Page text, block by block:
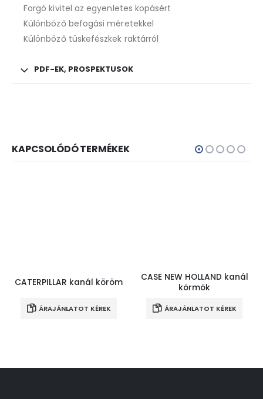
Forgó kivitel az egyenletes kopásért
Különböző befogási méretekkel
Különböző tüskefészkek raktárról
PDF-EK, PROSPEKTUSOK
KAPCSOLÓDÓ TERMÉKEK
CATERPILLAR kanál köröm
ÁRAJÁNLATOT KÉREK
CASE NEW HOLLAND kanál
körmök
ÁRAJÁNLATOT KÉREK